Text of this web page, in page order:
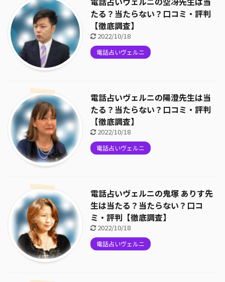
たる？当たらない？口コミ・評判
【徹底調査】
2022/10/18
電話占いヴェルニ
電話占いヴェルニの陽澄先生は当
たる？当たらない？口コミ・評判
【徹底調査】
2022/10/18
電話占いヴェルニ
電話占いヴェルニの鬼塚 ありす先
生は当たる？当たらない？口コ
ミ・評判【徹底調査】
2022/10/18
電話占いヴェルニ